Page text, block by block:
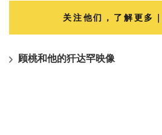
关注他们，了解更多
顾桃和他的犴达罕映像